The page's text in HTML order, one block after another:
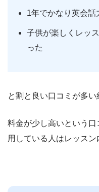
1年でかなり英会話
子供が楽しくレッ
った
と割と良い口コミが多い
料金が少し高いという
用している人はレッスン